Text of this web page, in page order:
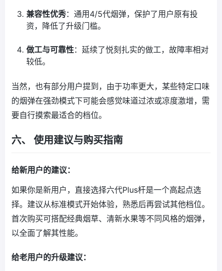
兼容性优秀：通用4/5代烟弹，保护了用户原有投
资，降低了升级门槛。
做工与可靠性：延续了悦刻扎实的做工，故障率相对
较低。
当然，也有部分用户提到，由于功率更大，某些特定口味
的烟弹在强劲模式下可能会感觉味道过浓或凉度激增，需
要自行摸索最适合的档位。
六、 使用建议与购买指南
给新用户的建议：
如果你是新用户，直接选择六代Plus杆是一个高起点选
择。建议从标准模式开始体验，熟悉后再尝试其他档位。
首次购买可搭配经典烟草、清新水果等不同风格的烟弹，
以全面了解其性能。
给老用户的升级建议：